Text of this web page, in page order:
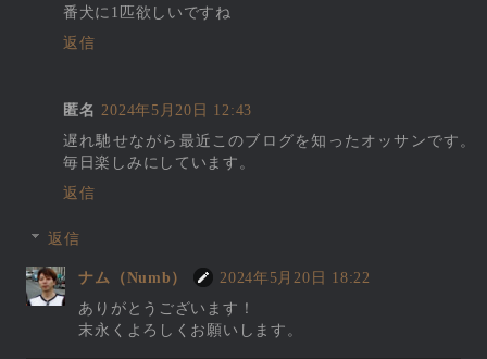
番犬に1匹欲しいですね
返信
匿名 2024年5月20日 12:43
遅れ馳せながら最近このブログを知ったオッサンです。
毎日楽しみにしています。
返信
返信
ナム（Numb）
2024年5月20日 18:22
ありがとうございます！
末永くよろしくお願いします。